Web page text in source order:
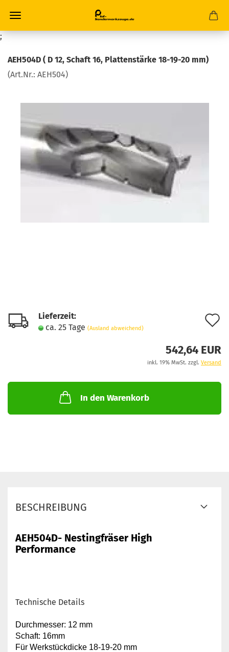
;
AEH504D ( D 12, Schaft 16, Plattenstärke 18-19-20 mm)
(Art.Nr.: AEH504)
Lieferzeit:
ca. 25 Tage (Ausland abweichend)
542,64 EUR
inkl. 19% MwSt. zzgl. Versand
In den Warenkorb
BESCHREIBUNG
AEH504D- Nestingfräser High
Performance
Technische Details
Durchmesser: 12 mm
Schaft: 16mm
Für Werkstückdicke 18-19-20 mm